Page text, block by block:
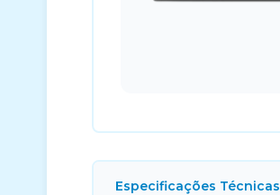
Especificações Técnicas